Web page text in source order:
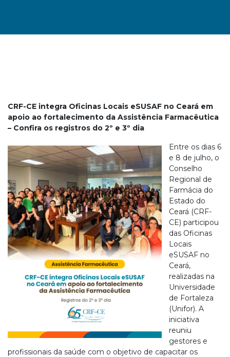
CRF-CE integra Oficinas Locais eSUSAF no Ceará em
apoio ao fortalecimento da Assistência Farmacêutica
– Confira os registros do 2º e 3º dia
Entre os dias 6
e 8 de julho, o
Conselho
Regional de
Farmácia do
Estado do
Ceará (CRF-
CE) participou
das Oficinas
Locais
eSUSAF no
Ceará,
realizadas na
Universidade
de Fortaleza
(Unifor). A
iniciativa
reuniu
gestores e
profissionais da saúde com o objetivo de capacitar os